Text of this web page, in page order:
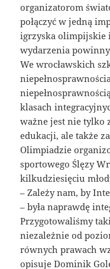
organizatorom
połączyć w jedną
igrzyska olimpijskie
wydarzenia
We wrocławskich
klasach
ważne jest nie tylko
edukacji, ale także
Olimpiadzie
sportowego Ślęzy
kilkudziesięciu
– Zależy nam, by
– była naprawdę
Przygotowaliśmy
niezależnie od
równych prawach
opisuje Dominik